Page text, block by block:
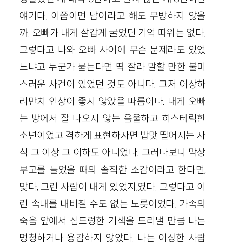
얘기다. 이쯤이면 남이라고 해도 무방하지 않을
까. 오빠가 내게 살갑게 굴었던 기억 따위는 없다.
그렇다고 나와 오빠 사이에 무슨 문제라도 있었
느냐고 누군가 묻는다면 딱 잘라 말할 만한 불미
스러운 사건이 있었던 것도 아니다. 그저 이상하
리만치 인상이 좋지 않았을 따름이다. 내게 오빠
는 방에서 잘 나오지 않는 음울하고 히스테릭한
소년이었고 격하게 표현하자면 밥맛 떨어지는 자
식 그 이상 그 이하도 아니었다. 그러다보니 막상
부고를 들었을 때의 솔직한 소감이라고 한다면,
맞다, 그런 사람이 내게 있었지,였다. 그렇다고 이
런 속내를 내비칠 수도 없는 노릇이었다. 가족의
죽음 앞에서 심드렁한 기색을 드러낼 만큼 나는
멍청하거나 용감하지 않았다. 나는 이상한 사람